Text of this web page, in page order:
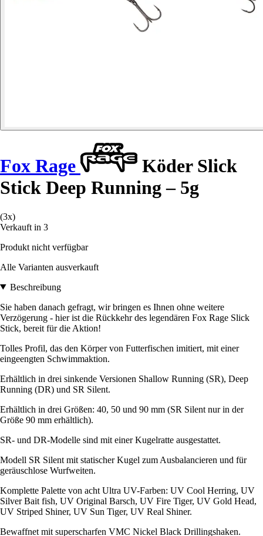
Fox Rage
Köder Slick
Stick Deep Running – 5g
(3x)
Verkauft in 3
Produkt nicht verfügbar
Alle Varianten ausverkauft
Beschreibung
Sie haben danach gefragt, wir bringen es Ihnen ohne weitere
Verzögerung - hier ist die Rückkehr des legendären Fox Rage Slick
Stick, bereit für die Aktion!
Tolles Profil, das den Körper von Futterfischen imitiert, mit einer
eingeengten Schwimmaktion.
Erhältlich in drei sinkende Versionen Shallow Running (SR), Deep
Running (DR) und SR Silent.
Erhältlich in drei Größen: 40, 50 und 90 mm (SR Silent nur in der
Größe 90 mm erhältlich).
SR- und DR-Modelle sind mit einer Kugelratte ausgestattet.
Modell SR Silent mit statischer Kugel zum Ausbalancieren und für
geräuschlose Wurfweiten.
Komplette Palette von acht Ultra UV-Farben: UV Cool Herring, UV
Silver Bait fish, UV Original Barsch, UV Fire Tiger, UV Gold Head,
UV Striped Shiner, UV Sun Tiger, UV Real Shiner.
Bewaffnet mit superscharfen VMC Nickel Black Drillingshaken.